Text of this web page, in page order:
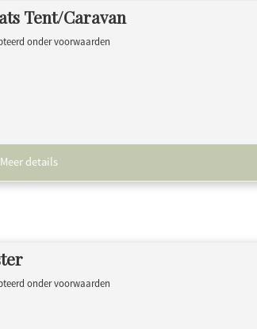
Tent/Caravan
onder voorwaarden
Meer details
onder voorwaarden